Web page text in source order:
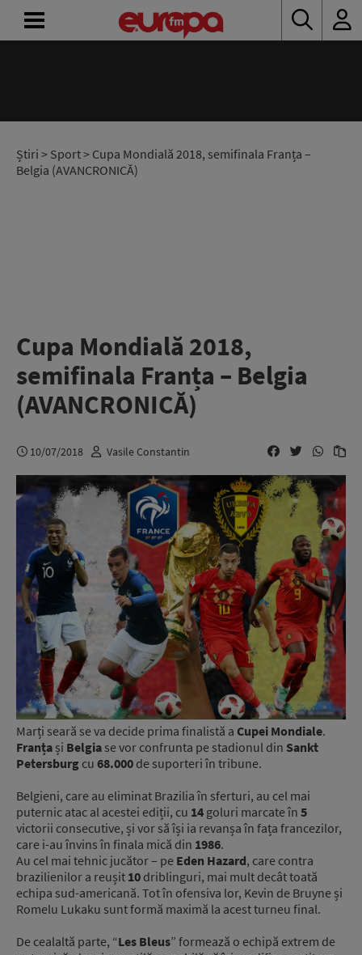
Știri > Sport> Cupa Mondială 2018, semifinala Franța –
Belgia (AVANCRONICĂ)
Cupa Mondială 2018,
semifinala Franța – Belgia
(AVANCRONICĂ)
10/07/2018 Vasile Constantin
Marți seară se va decide prima finalistă a Cupei Mondiale.
Franța și Belgia se vor confrunta pe stadionul din Sankt
Petersburg cu 68.000 de suporteri în tribune.
Belgieni, care au eliminat Brazilia în sferturi, au cel mai
puternic atac al acestei ediții, cu 14 goluri marcate în 5
victorii consecutive, și vor să își ia revanșa în fața francezilor,
care i-au învins în finala mică din 1986.
Au cel mai tehnic jucător – pe Eden Hazard, care contra
brazilienilor a reușit 10 driblinguri, mai mult decât toată
echipa sud-americană. Tot în ofensiva lor, Kevin de Bruyne și
Romelu Lukaku sunt formă maximă la acest turneu final.
De cealaltă parte, “Les Bleus” formează o echipă extrem de
RADIO